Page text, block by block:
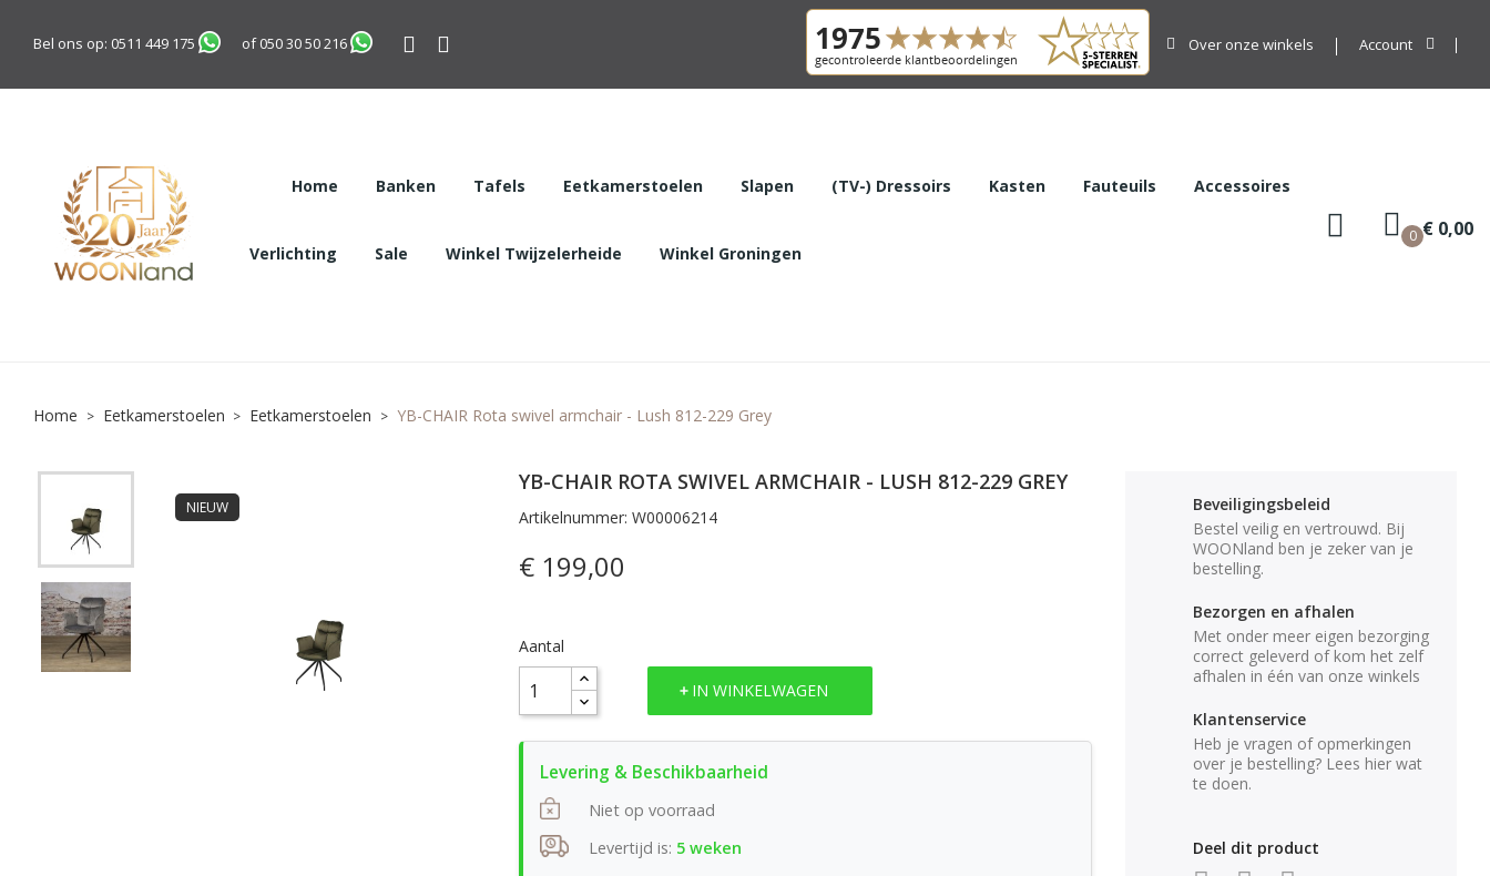
Bel ons op: 0511 449 175 of050 30 50 216 Over onze winkels Account
Home Banken Tafels Eetkamerstoelen Slapen (TV-) Dressoirs Kasten Fauteuils Accessoires
Verlichting Sale Winkel Twijzelerheide Winkel Groningen
0 € 0,00
Home Eetkamerstoelen Eetkamerstoelen YB-CHAIR Rota swivel armchair - Lush 812-229 Grey
NIEUW
YB-CHAIR ROTA SWIVEL ARMCHAIR - LUSH 812-229 GREY
Artikelnummer: W00006214
€ 199,00
Aantal
IN WINKELWAGEN
Niet op voorraad
Levertijd is: 5 weken
Beveiligingsbeleid
Bestel veilig en vertrouwd. Bij
WOONland ben je zeker van je
bestelling.
Bezorgen en afhalen
Met onder meer eigen bezorging
correct geleverd of kom het zelf
afhalen in één van onze winkels
Klantenservice
Heb je vragen of opmerkingen
over je bestelling? Lees hier wat
te doen.
Deel dit product